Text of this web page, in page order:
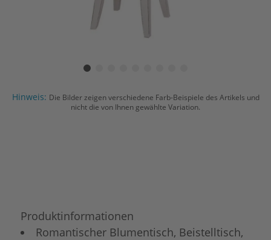
Hinweis: Die Bilder zeigen verschiedene Farb-Beispiele des Artikels und
nicht die von Ihnen gewählte Variation.
Produktinformationen
Romantischer Blumentisch, Beistelltisch,